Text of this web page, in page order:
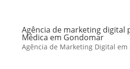
Agência de marketing digital
Médica em Gondomar
Agência de Marketing Digital em